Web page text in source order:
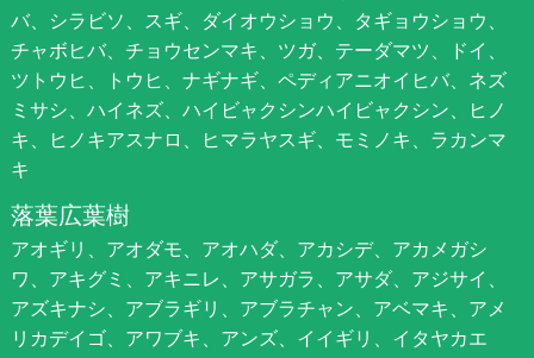
バ、シラビソ、スギ、ダイオウショウ、タギョウショウ、
チャボヒバ、チョウセンマキ、ツガ、テーダマツ、ドイ、
ツトウヒ、トウヒ、ナギナギ、ペディアニオイヒバ、ネズ
ミサシ、ハイネズ、ハイビャクシンハイビャクシン、ヒノ
キ、ヒノキアスナロ、ヒマラヤスギ、モミノキ、ラカンマ
キ
落葉広葉樹
アオギリ、アオダモ、アオハダ、アカシデ、アカメガシ
ワ、アキグミ、アキニレ、アサガラ、アサダ、アジサイ、
アズキナシ、アブラギリ、アブラチャン、アベマキ、アメ
リカデイゴ、アワブキ、アンズ、イイギリ、イタヤカエ